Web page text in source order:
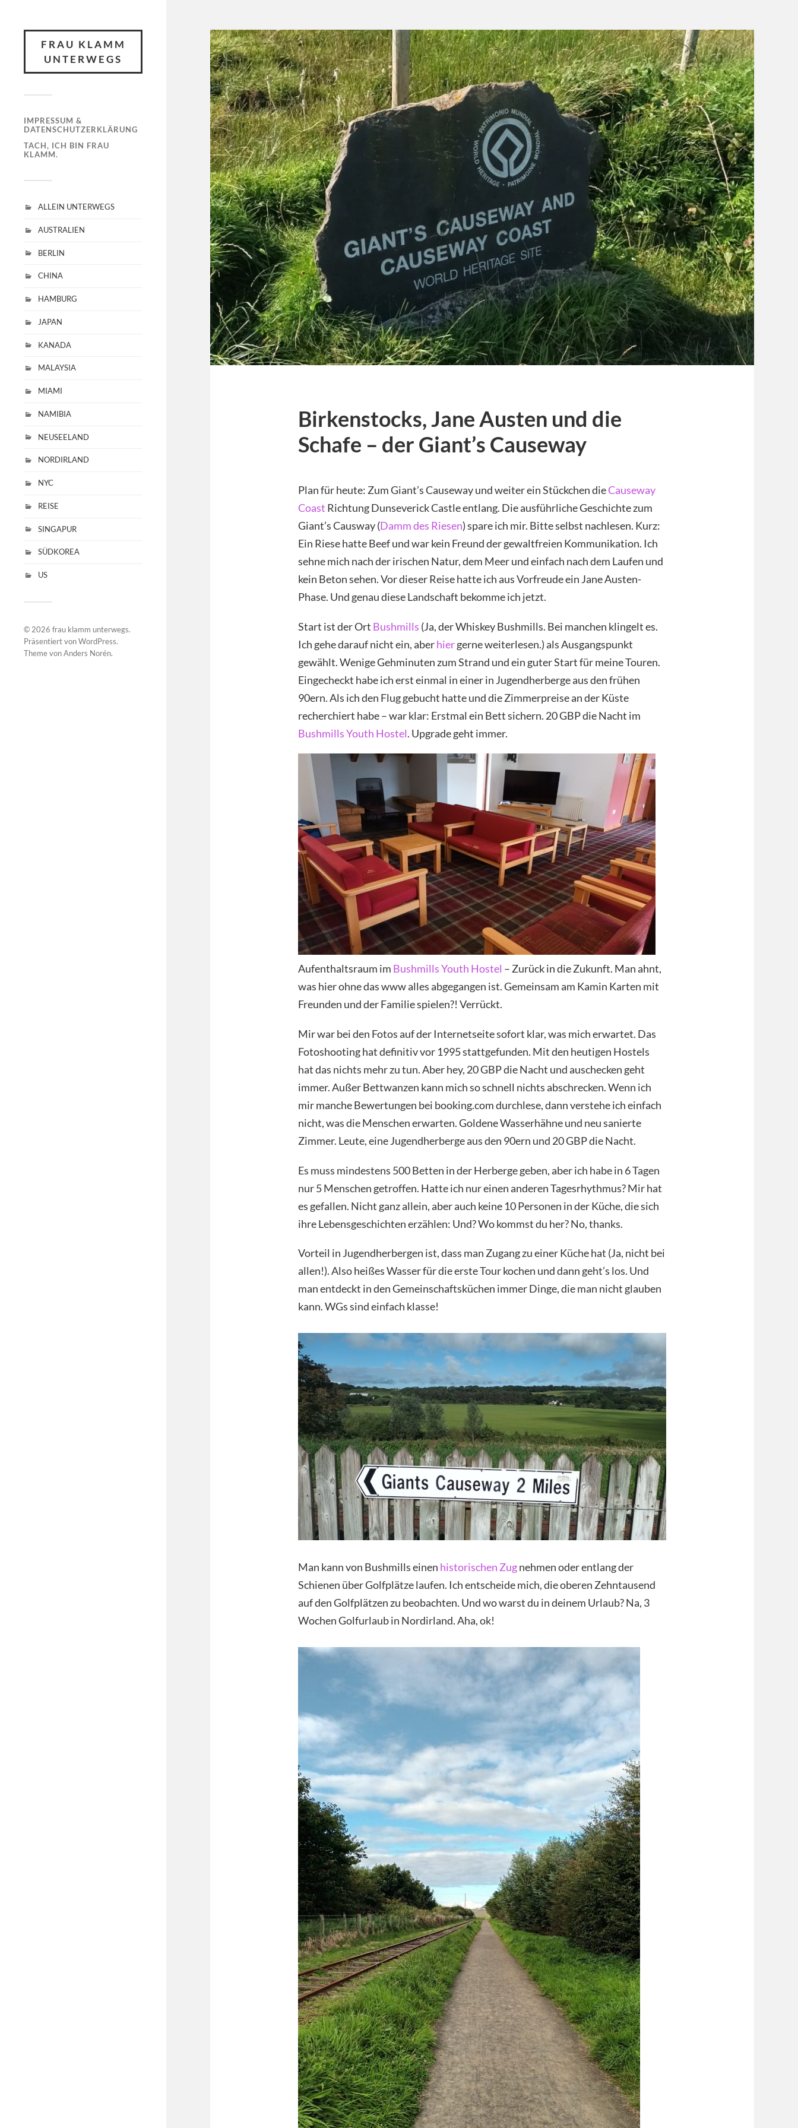
FRAU KLAMM
UNTERWEGS
IMPRESSUM &
DATENSCHUTZERKLÄRUNG
TACH, ICH BIN FRAU
KLAMM.
ALLEIN UNTERWEGS
AUSTRALIEN
BERLIN
CHINA
HAMBURG
JAPAN
KANADA
MALAYSIA
MIAMI
NAMIBIA
NEUSEELAND
NORDIRLAND
NYC
REISE
SINGAPUR
SÜDKOREA
US
© 2026 frau klamm unterwegs.
Präsentiert vonWordPress.
Theme vonAnders Norén.
Birkenstocks, Jane Austen und die
Schafe – der Giant’s Causeway
Plan für heute: Zum Giant’s Causeway und weiter ein Stückchen dieCauseway
Coast Richtung Dunseverick Castle entlang. Die ausführliche Geschichte zum
Giant’s Causway (Damm des Riesen) spare ich mir. Bitte selbst nachlesen. Kurz:
Ein Riese hatte Beef und war kein Freund der gewaltfreien Kommunikation. Ich
sehne mich nach der irischen Natur, dem Meer und einfach nach dem Laufen und
kein Beton sehen. Vor dieser Reise hatte ich aus Vorfreude ein Jane Austen-
Phase. Und genau diese Landschaft bekomme ich jetzt.
Start ist der Ort Bushmills (Ja, der Whiskey Bushmills. Bei manchen klingelt es.
Ich gehe darauf nicht ein, aberhiergerne weiterlesen.) als Ausgangspunkt
gewählt. Wenige Gehminuten zum Strand und ein guter Start für meine Touren.
Eingecheckt habe ich erst einmal in einer in Jugendherberge aus den frühen
90ern. Als ich den Flug gebucht hatte und die Zimmerpreise an der Küste
recherchiert habe – war klar: Erstmal ein Bett sichern. 20 GBP die Nacht im
Bushmills Youth Hostel. Upgrade geht immer.
Aufenthaltsraum im Bushmills Youth Hostel – Zurück in die Zukunft. Man ahnt,
was hier ohne das www alles abgegangen ist. Gemeinsam am Kamin Karten mit
Freunden und der Familie spielen?! Verrückt.
Mir war bei den Fotos auf der Internetseite sofort klar, was mich erwartet. Das
Fotoshooting hat definitiv vor 1995 stattgefunden. Mit den heutigen Hostels
hat das nichts mehr zu tun. Aber hey, 20 GBP die Nacht und auschecken geht
immer. Außer Bettwanzen kann mich so schnell nichts abschrecken. Wenn ich
mir manche Bewertungen bei booking.com durchlese, dann verstehe ich einfach
nicht, was die Menschen erwarten. Goldene Wasserhähne und neu sanierte
Zimmer. Leute, eine Jugendherberge aus den 90ern und 20 GBP die Nacht.
Es muss mindestens 500 Betten in der Herberge geben, aber ich habe in 6 Tagen
nur 5 Menschen getroffen. Hatte ich nur einen anderen Tagesrhythmus? Mir hat
es gefallen. Nicht ganz allein, aber auch keine 10 Personen in der Küche, die sich
ihre Lebensgeschichten erzählen: Und? Wo kommst du her? No, thanks.
Vorteil in Jugendherbergen ist, dass man Zugang zu einer Küche hat (Ja, nicht bei
allen!). Also heißes Wasser für die erste Tour kochen und dann geht’s los. Und
man entdeckt in den Gemeinschaftsküchen immer Dinge, die man nicht glauben
kann. WGs sind einfach klasse!
Man kann von Bushmills einen historischen Zugnehmen oder entlang der
Schienen über Golfplätze laufen. Ich entscheide mich, die oberen Zehntausend
auf den Golfplätzen zu beobachten. Und wo warst du in deinem Urlaub? Na, 3
Wochen Golfurlaub in Nordirland. Aha, ok!